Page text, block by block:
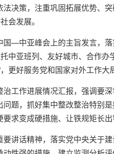
决策，注重巩固拓展优势、
会发展。
—中亚峰会上的主旨发言，
中亚班列、友好城市、合作
更好服务党和国家对外工作大
工作进展情况汇报，强调要
题，抓好集中整改整治特别
求变成硬措施、让铁规矩长出
讲话精神，落实党中央关于